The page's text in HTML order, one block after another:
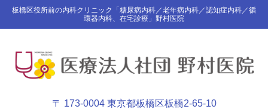
板橋区役所前の内科クリニック「糖尿病内科／老年病内科／認知症内科／循
環器内科、在宅診療」野村医院
〒 173-0004 東京都板橋区板橋2-65-10